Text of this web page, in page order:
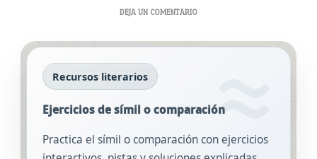
DEJA UN COMENTARIOEN
DE
Recursos literarios
Ejercicios de símil o comparación
Practica el símil o comparación con ejercicios